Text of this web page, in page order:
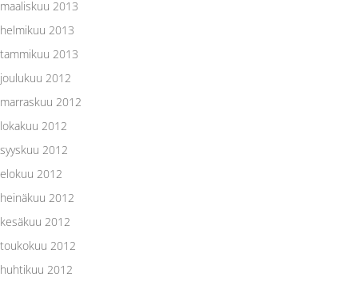
maaliskuu 2013
helmikuu 2013
tammikuu 2013
joulukuu 2012
marraskuu 2012
lokakuu 2012
syyskuu 2012
elokuu 2012
heinäkuu 2012
kesäkuu 2012
toukokuu 2012
huhtikuu 2012